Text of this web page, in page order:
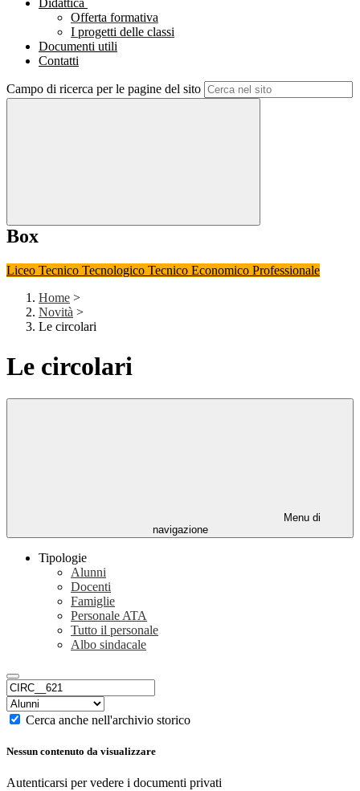
Didattica
Offerta formativa
I progetti delle classi
Documenti utili
Contatti
Campo di ricerca per le pagine del sito
Box
Liceo Tecnico Tecnologico Tecnico Economico Professionale
Home >
Novità >
Le circolari
Le circolari
Menu di
navigazione
Tipologie
Alunni
Docenti
Famiglie
Personale ATA
Tutto il personale
Albo sindacale
Cerca anche nell'archivio storico
Nessun contenuto da visualizzare
Autenticarsi per vedere i documenti privati